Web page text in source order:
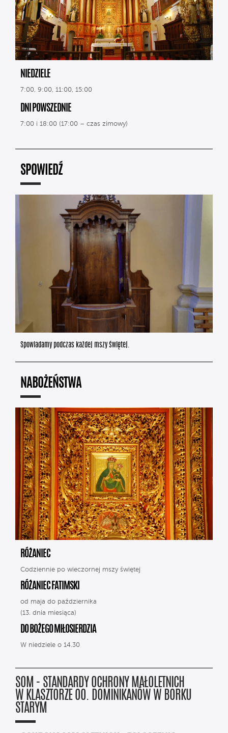
NIEDZIELE
7:00, 9:00, 11:00, 15:00
DNI POWSZEDNIE
7:00 i 18:00 (17:00 – czas zimowy)
SPOWIEDŹ
Spowiadamy podczas każdej mszy świętej.
NABOŻEŃSTWA
RÓŻANIEC
Codziennie po wieczornej mszy świętej
RÓŻANIEC FATIMSKI
od maja do października
(13. dnia miesiąca)
DO BOŻEGO MIŁOSIERDZIA
W niedziele o 14.30
SOM - STANDARDY OCHRONY MAŁOLETNICH
W KLASZTORZE OO. DOMINIKANÓW W BORKU
STARYM